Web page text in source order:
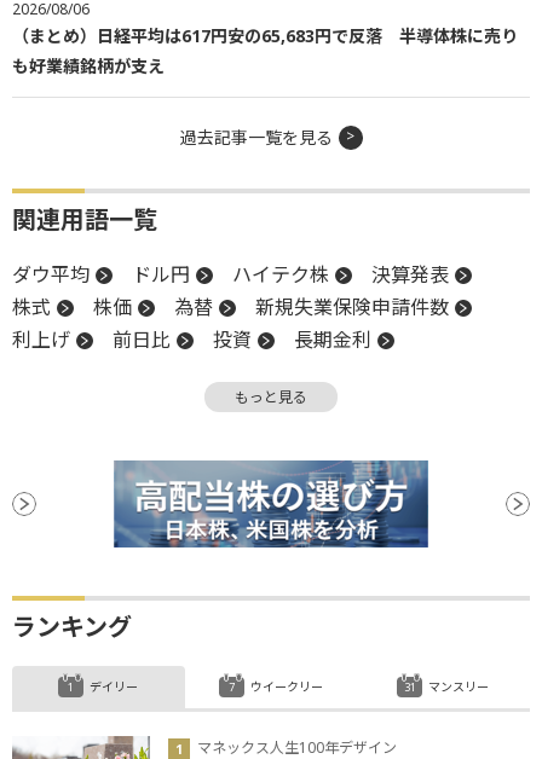
2026/08/06
（まとめ）日経平均は617円安の65,683円で反落 半導体株に売り
も好業績銘柄が支え
過去記事一覧を見る
関連用語一覧
ダウ平均 ドル円 ハイテク株
決算発表
株式
株価 為替
新規失業保険申請件数
利上げ
前日比 投資
長期金利
業種別株価指数 NASDAQ
CEO 日銀
もっと見る
ランキング
デイリー
マネックス人生100年デザイン
ウイークリー マンスリー